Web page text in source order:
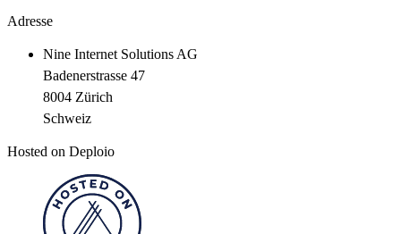
Adresse
Nine Internet Solutions AG
Badenerstrasse 47
8004 Zürich
Schweiz
Hosted on Deploio